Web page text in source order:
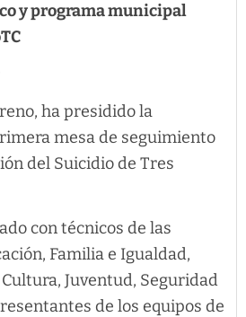
y programa municipal
ha presidido la
mesa de seguimiento
del Suicidio de Tres
con técnicos de las
Familia e Igualdad,
Juventud, Seguridad
de los equipos de